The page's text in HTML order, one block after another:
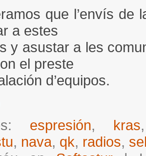
que l’envís de
a estes
y asustar a les
el preste
d’equipos.
espresión, kras
, nava, qk, radios,